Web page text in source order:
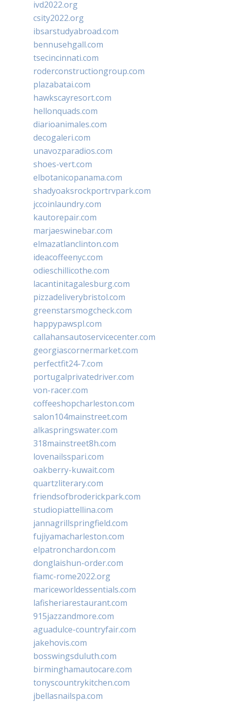
ivd2022.org
csity2022.org
ibsarstudyabroad.com
bennusehgall.com
tsecincinnati.com
roderconstructiongroup.com
plazabatai.com
hawkscayresort.com
hellonquads.com
diarioanimales.com
decogaleri.com
unavozparadios.com
shoes-vert.com
elbotanicopanama.com
shadyoaksrockportrvpark.com
jccoinlaundry.com
kautorepair.com
marjaeswinebar.com
elmazatlanclinton.com
ideacoffeenyc.com
odieschillicothe.com
lacantinitagalesburg.com
pizzadeliverybristol.com
greenstarsmogcheck.com
happypawspl.com
callahansautoservicecenter.com
georgiascornermarket.com
perfectfit24-7.com
portugalprivatedriver.com
von-racer.com
coffeeshopcharleston.com
salon104mainstreet.com
alkaspringswater.com
318mainstreet8h.com
lovenailsspari.com
oakberry-kuwait.com
quartzliterary.com
friendsofbroderickpark.com
studiopiattellina.com
jannagrillspringfield.com
fujiyamacharleston.com
elpatronchardon.com
donglaishun-order.com
fiamc-rome2022.org
mariceworldessentials.com
lafisheriarestaurant.com
915jazzandmore.com
aguadulce-countryfair.com
jakehovis.com
bosswingsduluth.com
birminghamautocare.com
tonyscountrykitchen.com
jbellasnailspa.com